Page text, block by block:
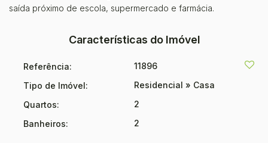
saída próximo de escola, supermercado e farmácia.
Características do Imóvel
Referência:
11896
Tipo de Imóvel:
Residencial » Casa
Quartos:
2
Banheiros:
2